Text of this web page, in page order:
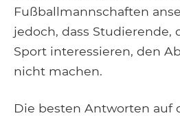
Fußballmannschaften
jedoch, dass Studierende,
Sport interessieren, den
nicht machen.
Die besten Antworten auf